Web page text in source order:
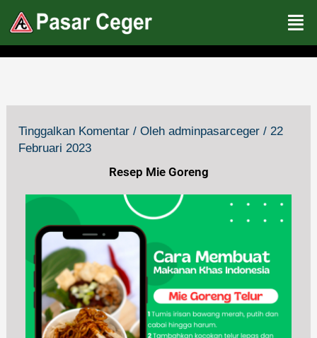
Lewati
ke
konten
Tinggalkan Komentar / Olehadminpasarceger/22
Februari 2023
Resep Mie Goreng